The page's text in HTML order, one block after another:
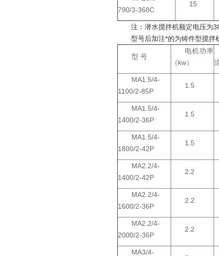
790/3-368C
15
注：潜水搅拌机额定电压为
型号后加注*的为铸件型搅拌
型 号
电机功率
（kw）
MA1.5/4-
1100/2-85P
1.5
MA1.5/4-
1400/2-36P
1.5
MA1.5/4-
1800/2-42P
1.5
MA2.2/4-
1400/2-42P
2.2
MA2.2/4-
1600/2-36P
2.2
MA2.2/4-
2000/2-36P
2.2
MA3/4-